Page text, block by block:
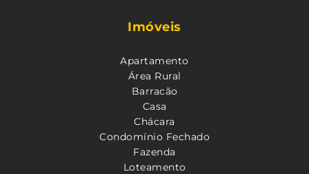
Imóveis
Apartamento
Área Rural
Barracão
Casa
Chácara
Condomínio Fechado
Fazenda
Loteamento